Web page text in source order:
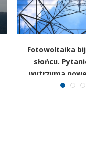
Fotowoltaika
słońcu.
wytrzyma